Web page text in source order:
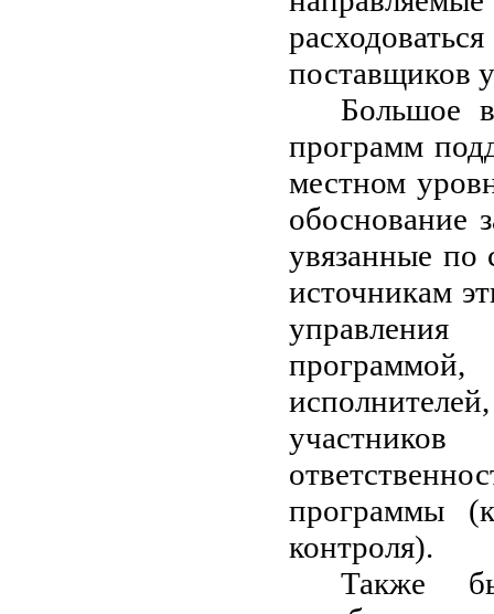
поставщиков
Большое
программ
местном
обоснование
увязанные по
источникам
программы
контроля).
Также